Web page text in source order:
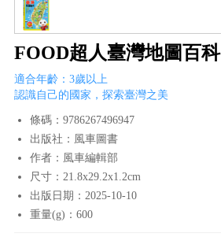
FOOD超人臺灣地圖百科
適合年齡：3歲以上
認識自己的國家，探索臺灣之美
條碼：9786267496947
出版社：風車圖書
作者：風車編輯部
尺寸：21.8x29.2x1.2cm
出版日期：2025-10-10
重量(g)：600